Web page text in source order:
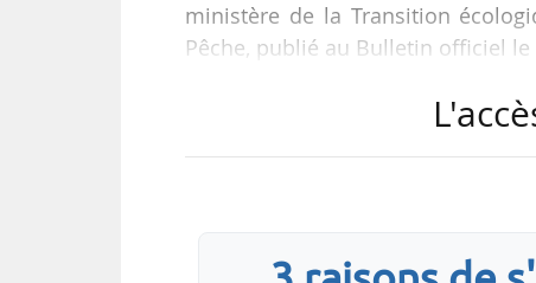
ministère de la Transition
Pêche, publié au Bulletin officiel le
Les procédures concernées
l’équipement sous pression à